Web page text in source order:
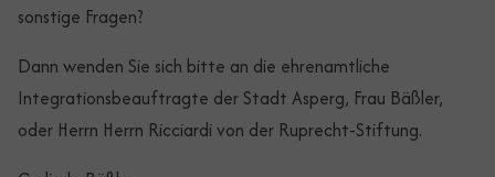
sonstige Fragen?
Dann wenden Sie sich bitte an die ehrenamtliche
Integrationsbeauftragte der Stadt Asperg, Frau Bäßler,
oder Herrn Herrn Ricciardi von der Ruprecht-Stiftung.